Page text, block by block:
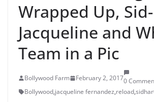
Wrapped Up, Sid-
Jacqueline and
Team in a Pic
Bollywood Farm February 2, 20170
Bollywood,jacqueline fernandez,reload,